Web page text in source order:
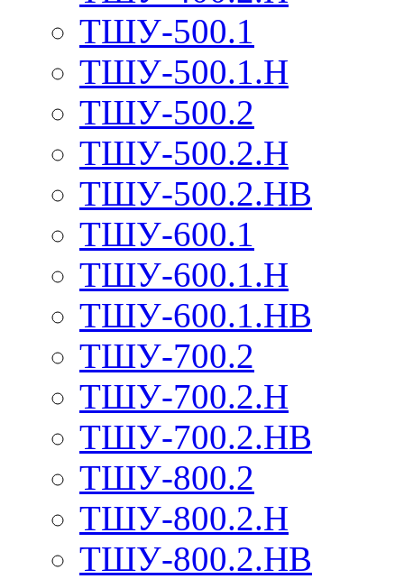
ТШУ-500.1
ТШУ-500.1.Н
ТШУ-500.2
ТШУ-500.2.Н
ТШУ-500.2.НВ
ТШУ-600.1
ТШУ-600.1.Н
ТШУ-600.1.НВ
ТШУ-700.2
ТШУ-700.2.Н
ТШУ-700.2.НВ
ТШУ-800.2
ТШУ-800.2.Н
ТШУ-800.2.НВ